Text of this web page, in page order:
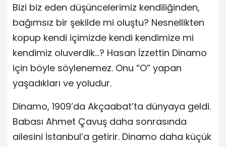
Bizi biz eden düşüncelerimiz kendiliğinden,
bağımsız bir şekilde mi oluştu? Nesnellikten
kopup kendi içimizde kendi kendimize mi
kendimiz oluverdik…? Hasan İzzettin Dinamo
için böyle söylenemez. Onu “O” yapan
yaşadıkları ve yoludur.
Dinamo, 1909’da Akçaabat’ta dünyaya geldi.
Babası Ahmet Çavuş daha sonrasında
ailesini İstanbul’a getirir. Dinamo daha küçük